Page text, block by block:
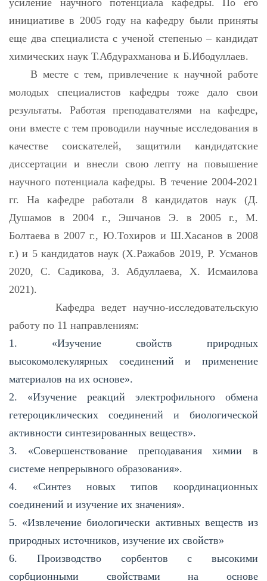
инициативе в 2005 году на кафедру были приняты
еще два специалиста с ученой степенью – кандидат
химических наук Т.Абдурахманова и Б.Ибодуллаев.
В месте с тем, привлечение к научной работе
молодых специалистов кафедры тоже дало свои
результаты. Работая преподавателями на кафедре,
они вместе с тем проводили научные исследования в
качестве соискателей, защитили кандидатские
диссертации и внесли свою лепту на повышение
научного потенциала кафедры. В течение 2004-2021
гг. На кафедре работали 8 кандидатов наук (Д.
Душамов в 2004 г., Эшчанов Э. в 2005 г., М.
Болтаева в 2007 г., Ю.Тохиров и Ш.Хасанов в 2008
г.) и 5 кандидатов наук (Х.Ражабов 2019, Р. Усманов
2020, С. Садикова, З. Абдуллаева, Х. Исмаилова
2021).
Кафедра ведет научно-исследовательскую
работу по 11 направлениям:
1. «Изучение свойств природных
высокомолекулярных соединений и применение
материалов на их основе».
2. «Изучение реакций электрофильного обмена
гетероциклических соединений и биологической
активности синтезированных веществ».
3. «Совершенствование преподавания химии в
системе непрерывного образования».
4. «Синтез новых типов координационных
соединений и изучение их значения».
5. «Извлечение биологически активных веществ из
природных источников, изучение их свойств»
6. Производство сорбентов с высокими
сорбционными свойствами на основе